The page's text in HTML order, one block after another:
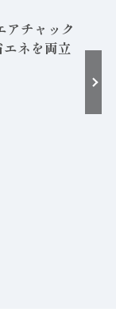
アチャック
ネを両立